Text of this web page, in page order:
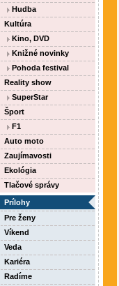
Hudba
Kultúra
Kino, DVD
Knižné novinky
Pohoda festival
Reality show
SuperStar
Šport
F1
Auto moto
Zaujímavosti
Ekológia
Tlačové správy
Prílohy
Pre ženy
Víkend
Veda
Kariéra
Radíme